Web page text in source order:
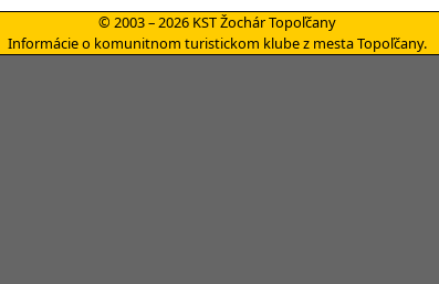
© 2003 – 2026 KST Žochár Topoľčany
Informácie o komunitnom turistickom klube z mesta Topoľčany.